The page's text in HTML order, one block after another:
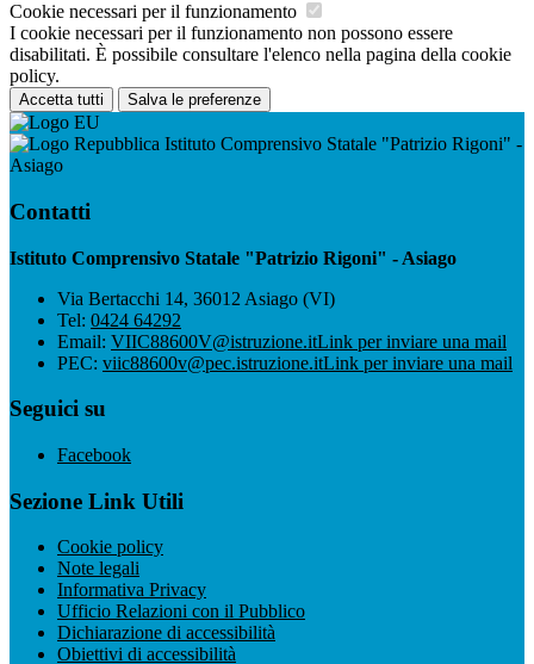
Cookie necessari per il funzionamento
I cookie necessari per il funzionamento non possono essere
disabilitati. È possibile consultare l'elenco nella pagina della cookie
policy.
Accetta tutti Salva le preferenze
Istituto Comprensivo Statale "Patrizio Rigoni" -
Asiago
Contatti
Istituto Comprensivo Statale "Patrizio Rigoni" - Asiago
Via Bertacchi 14, 36012 Asiago (VI)
Tel: 0424 64292
Email: VIIC88600V@istruzione.itLink per inviare una mail
PEC: viic88600v@pec.istruzione.itLink per inviare una mail
Seguici su
Facebook
Sezione Link Utili
Cookie policy
Note legali
Informativa Privacy
Ufficio Relazioni con il Pubblico
Dichiarazione di accessibilità
Obiettivi di accessibilità